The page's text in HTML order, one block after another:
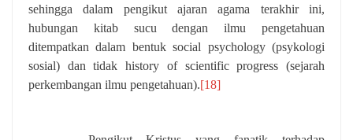
sehingga dalam pengikut ajaran agama terakhir ini,
hubungan kitab sucu dengan ilmu pengetahuan
ditempatkan dalam bentuk social psychology (psykologi
sosial) dan tidak history of scientific progress (sejarah
perkembangan ilmu pengetahuan).[18]